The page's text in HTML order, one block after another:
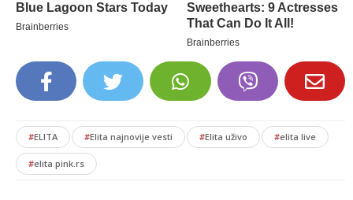
#ELITA #Elita najnovije vesti #Elita uživo #elita live
#elita pink.rs